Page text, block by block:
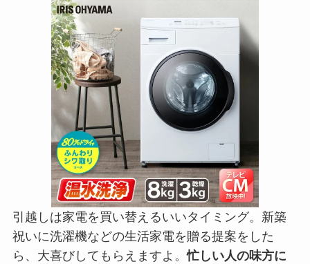
引越しは家電を買い替えるいいタイミング。新築
祝いに洗濯機などの生活家電を贈る提案をした
ら、大喜びしてもらえますよ。忙しい人の味方に